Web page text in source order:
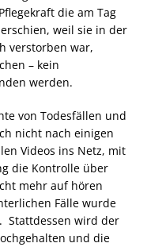
die am Tag
weil sie in der
verstorben war,
– kein
werden.
von Todesfällen und
nicht nach einigen
Videos ins Netz, mit
die Kontrolle über
mehr auf hören
Fälle wurde
Stattdessen wird der
und die